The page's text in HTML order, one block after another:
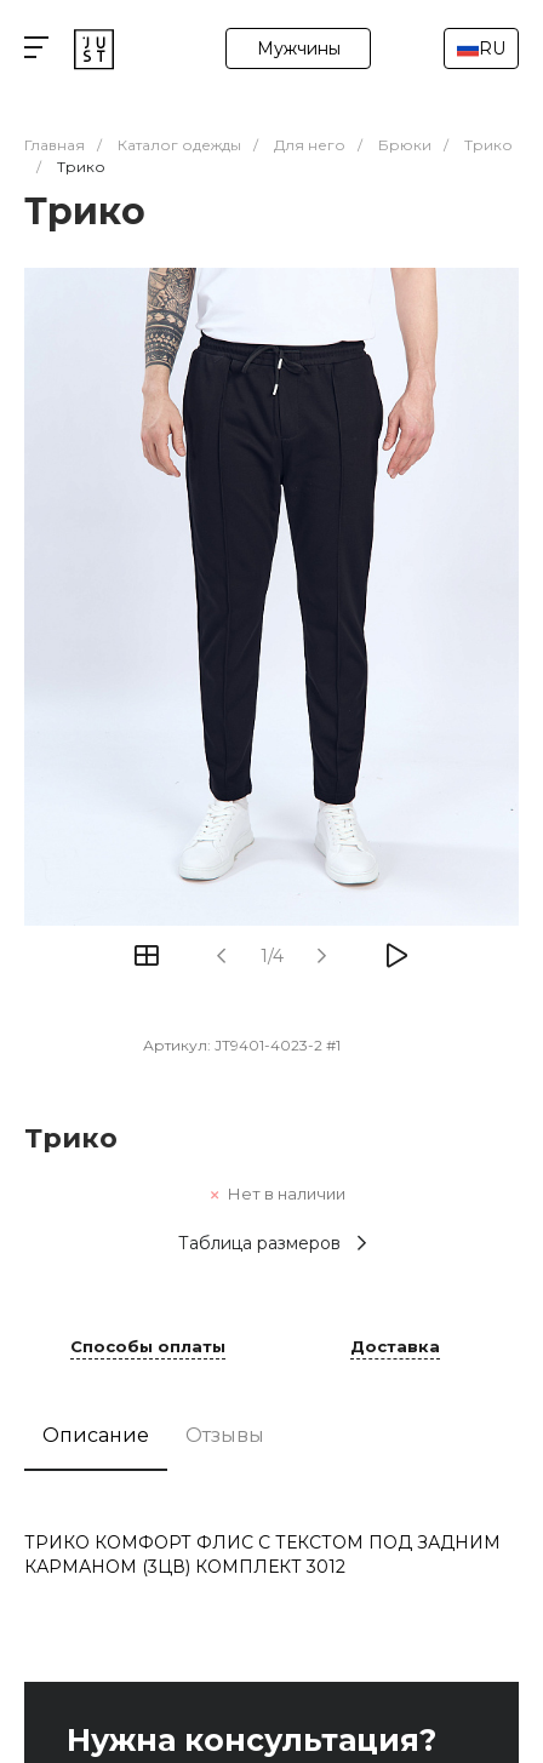
Мужчины RU
Главная / Каталог одежды / Для него / Брюки /
Трико
/
Трико
Трико
1/4
Артикул: JT9401-4023-2 #1
Трико
Нет в наличии
Таблица размеров
Способы оплаты Доставка
Описание Отзывы
ТРИКО КОМФОРТ ФЛИС С ТЕКСТОМ ПОД ЗАДНИМ
КАРМАНОМ (3ЦВ) КОМПЛЕКТ 3012
Нужна консультация?